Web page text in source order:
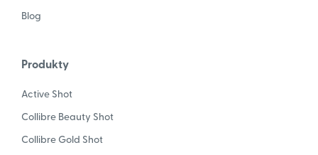
Blog
Produkty
Active Shot
Collibre Beauty Shot
Collibre Gold Shot